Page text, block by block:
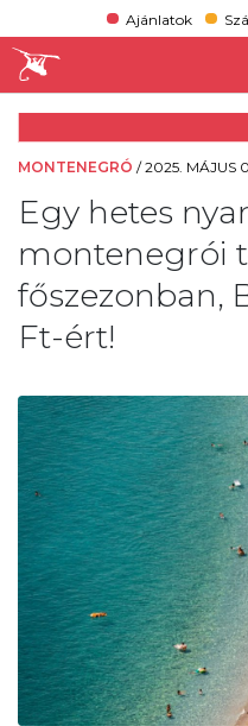
Ajánlatok
MONTENEGRÓ /2025. MÁJUS
Egy hetes
montenegrói
főszezonban,
Ft-ért!